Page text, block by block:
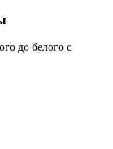
до белого с